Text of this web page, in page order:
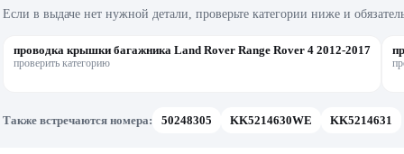
Если в выдаче нет нужной детали, проверьте категории ниже и
проводка крышки багажника Land Rover Range Rover 4 2012-2017
проверить категорию
Также встречаются номера: 50248305 KK5214630WE KK5214631